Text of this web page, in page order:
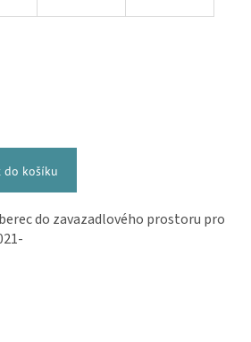
do košíku
do zavazadlového prostoru pro